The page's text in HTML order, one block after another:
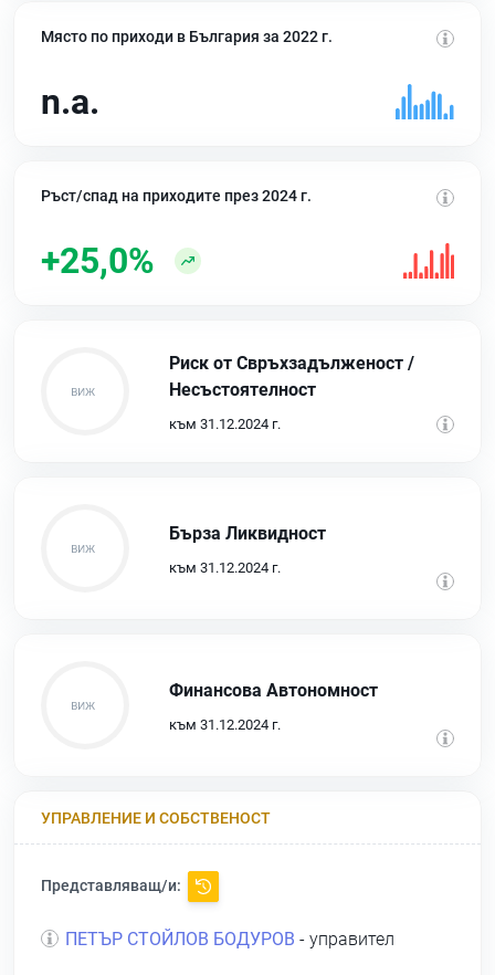
Място по приходи в България за 2022 г.
n.a.
Ръст/спад на приходите през 2024 г.
+25,0%
Риск от Свръхзадълженост /
Несъстоятелност
към 31.12.2024 г.
Бърза Ликвидност
към 31.12.2024 г.
Финансова Автономност
към 31.12.2024 г.
УПРАВЛЕНИЕ И СОБСТВЕНОСТ
Представляващ/и:
ПЕТЪР СТОЙЛОВ БОДУРОВ - управител